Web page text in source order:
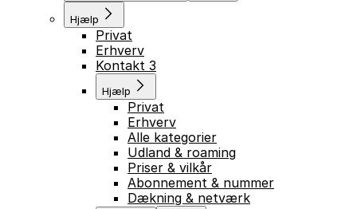
Hjælp
Privat
Erhverv
Kontakt 3
Hjælp
Privat
Erhverv
Alle kategorier
Udland & roaming
Priser & vilkår
Abonnement & nummer
Dækning & netværk